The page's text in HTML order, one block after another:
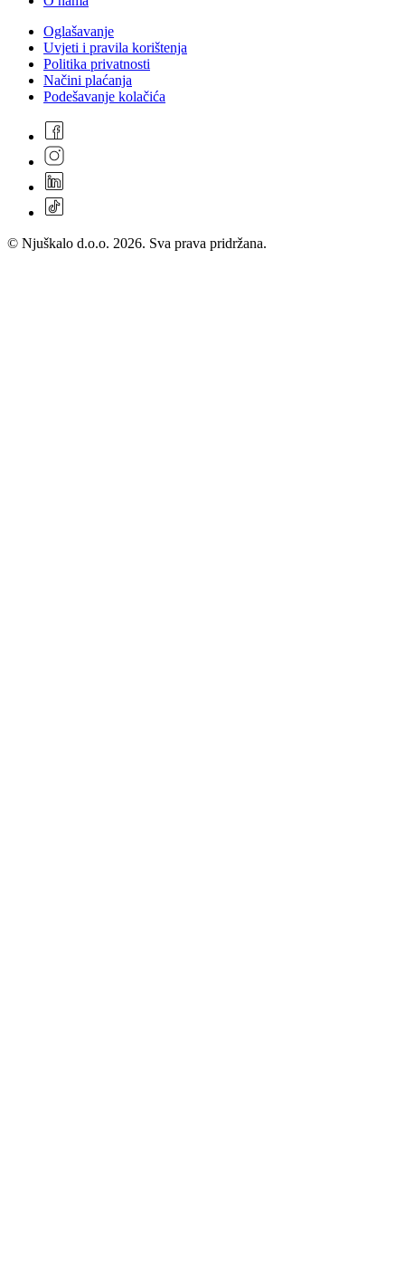
Oglašavanje
Uvjeti i pravila korištenja
Politika privatnosti
Načini plaćanja
Podešavanje kolačića
© Njuškalo d.o.o. 2026. Sva prava pridržana.